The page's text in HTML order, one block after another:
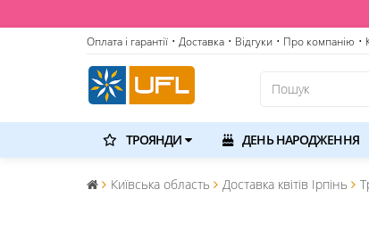
Оплата і гарантії • Доставка • Відгуки • Про компанію •
ТРОЯНДИ ДЕНЬ НАРОДЖЕННЯ
Київська область Доставка квітів Ірпінь